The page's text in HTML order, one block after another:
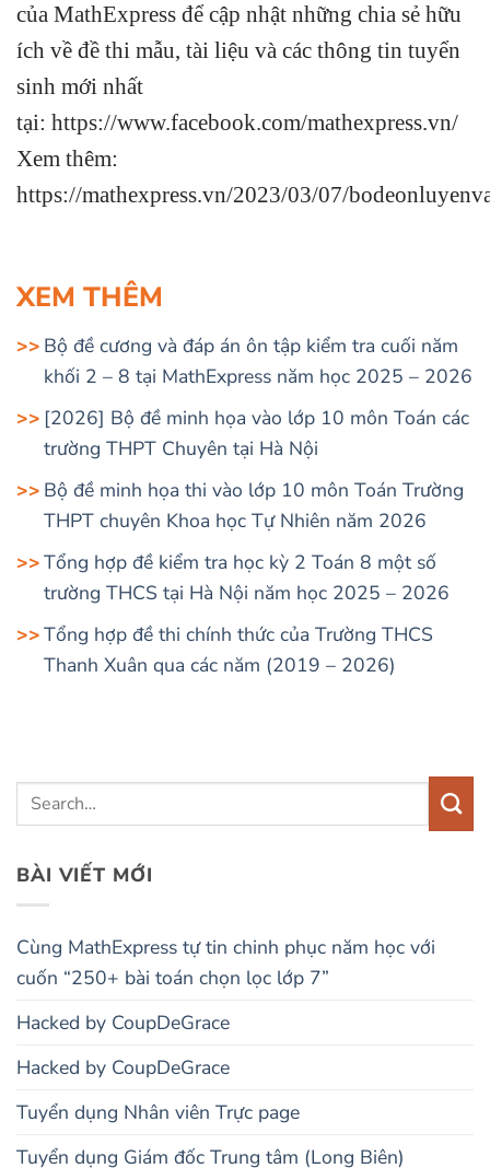
của MathExpress để cập nhật những chia sẻ hữu
ích về đề thi mẫu, tài liệu và các thông tin tuyển
sinh mới nhất
tại: https://www.facebook.com/mathexpress.vn/
Xem thêm:
https://mathexpress.vn/2023/03/07/
XEM THÊM
Bộ đề cương và đáp án ôn tập kiểm tra cuối năm
khối 2 – 8 tại MathExpress năm học 2025 – 2026
[2026] Bộ đề minh họa vào lớp 10 môn Toán các
trường THPT Chuyên tại Hà Nội
Bộ đề minh họa thi vào lớp 10 môn Toán Trường
THPT chuyên Khoa học Tự Nhiên năm 2026
Tổng hợp đề kiểm tra học kỳ 2 Toán 8 một số
trường THCS tại Hà Nội năm học 2025 – 2026
Tổng hợp đề thi chính thức của Trường THCS
Thanh Xuân qua các năm (2019 – 2026)
BÀI VIẾT MỚI
Cùng MathExpress tự tin chinh phục năm học với
cuốn “250+ bài toán chọn lọc lớp 7”
Hacked by CoupDeGrace
Hacked by CoupDeGrace
Tuyển dụng Nhân viên Trực page
Tuyển dụng Giám đốc Trung tâm (Long Biên)